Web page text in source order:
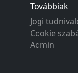
Továbbiak
Jogi
Cookie
Admin